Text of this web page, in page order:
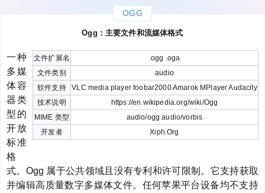
OGG
Ogg：主要文件和流媒体格式
文件扩展名
.ogg .oga
文件类别
audio
软件支持
VLC media player foobar2000 Amarok MPlayer Audacity
技术说明
https://en.wikipedia.org/wiki/Ogg
MIME 类型
audio/ogg audio/vorbis
开发者
Xiph.Org
一种
多媒
体容
器类
型的
开放
标准
格
式。Ogg 属于公共领域且没有专利和许可限制。它支持获取
并编辑高质量数字多媒体文件。任何苹果平台设备均不支持